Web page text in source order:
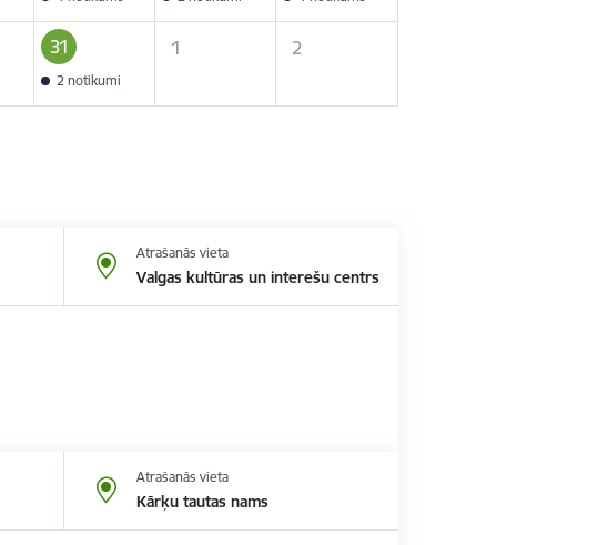
31
2 notikumi
1 2
Atrašanās vieta
Valgas kultūras un interešu centrs
Atrašanās vieta
Kārķu tautas nams